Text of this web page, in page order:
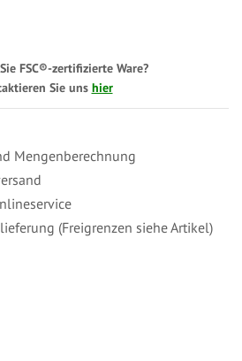
FSC®-zertifizierte Ware?
Sie uns hier
Mengenberechnung
(Freigrenzen siehe Artikel)